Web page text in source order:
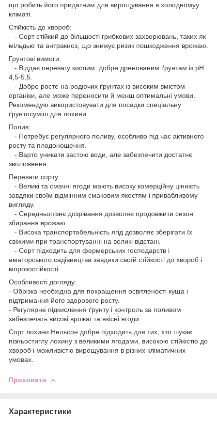
що робить його придатним для вирощування в холодномуу
кліматі.
Стійкість до хвороб:
- Сорт стійкий до більшості грибкових захворювань, таких як
мільдью та антракноз, що знижує ризик пошкодження врожаю.
Грунтові вимоги:
- Віддає перевагу кислим, добре дренованим ґрунтам із pH
4,5-5,5.
- Добре росте на родючих ґрунтах із високим вмістом
органіки, але може переносити й менш оптимальні умови.
Рекомендую використовувати для посадки спеціальну
ґрунтосуміш для лохини.
Полив:
- Потребує регулярного поливу, особливо під час активного
росту та плодоношення.
- Варто уникати застою води, але забезпечити достатнє
зволоження.
Переваги сорту:
- Великі та смачні ягоди мають високу комерційну цінність
завдяки своїм відмінним смаковим якостям і привабливому
вигляду.
- Середньопізнє дозрівання дозволяє продовжити сезон
збирання врожаю.
- Висока транспортабельність ягід дозволяє зберігати їх
свіжими при транспортуванні на великі відстані.
- Сорт підходить для фермерських господарств і
аматорського садівництва завдяки своїй стійкості до хвороб і
морозостійкості.
Особливості догляду:
- Обрізка необхідна для покращення освітленості куща і
підтримання його здорового росту.
- Регулярне підкислення ґрунту і контроль за поливом
забезпечать високі врожаї та якісні ягоди.
Сорт лохини Нельсон добре підходить для тих, хто шукає
пізньостиглу лохину з великими ягодами, високою стійкістю до
хвороб і можливістю вирощування в різних кліматичних
умовах.
Приховати
Характеристики